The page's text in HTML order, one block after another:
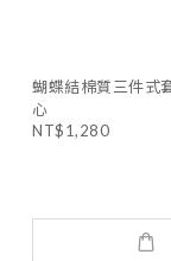
蝴蝶結棉質三件式
心
NT$1,280